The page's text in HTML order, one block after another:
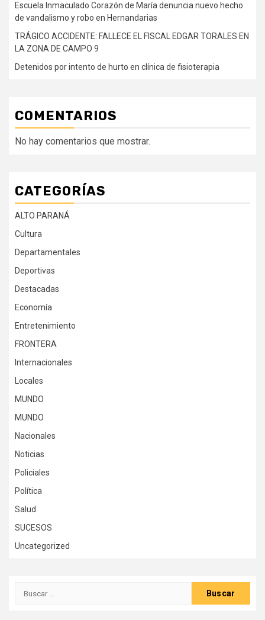
Escuela Inmaculado Corazón de María denuncia nuevo hecho
de vandalismo y robo en Hernandarias
TRÁGICO ACCIDENTE: FALLECE EL FISCAL EDGAR TORALES EN
LA ZONA DE CAMPO 9
Detenidos por intento de hurto en clínica de fisioterapia
COMENTARIOS
No hay comentarios que mostrar.
CATEGORÍAS
ALTO PARANÁ
Cultura
Departamentales
Deportivas
Destacadas
Economía
Entretenimiento
FRONTERA
Internacionales
Locales
MUNDO
MUNDO
Nacionales
Noticias
Policiales
Política
Salud
SUCESOS
Uncategorized
Buscar: